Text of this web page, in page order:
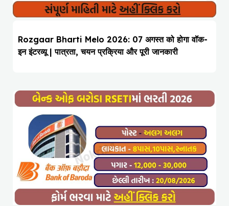
Rozgaar Bharti Melo 2026: 07 अगस्त को होगा वॉक-
इन इंटरव्यू | पात्रता, चयन प्रक्रिया और पूरी जानकारी